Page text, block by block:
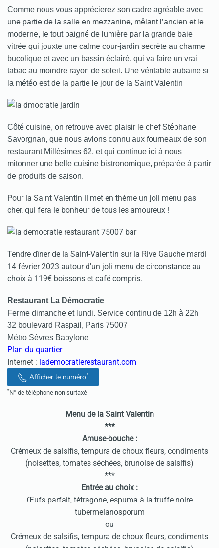
Comme nous vous apprécierez son cadre agréable avec
une partie de la salle en mezzanine, mêlant l’ancien et le
moderne, le tout baigné de lumière par la grande baie
vitrée qui jouxte une calme cour-jardin secrète au charme
bucolique et avec un bassin éclairé, qui va faire un vrai
tabac au moindre rayon de soleil. Une véritable aubaine si
la météo est de la partie le jour de la Saint Valentin
Côté cuisine, on retrouve avec plaisir le chef Stéphane
Savorgnan, que nous avions connu aux fourneaux de son
restaurant Millésimes 62, et qui continue ici à nous
mitonner une belle cuisine bistronomique, préparée à partir
de produits de saison.
Pour la Saint Valentin il met en thème un joli menu pas
cher, qui fera le bonheur de tous les amoureux !
Tendre dîner de la Saint-Valentin sur la Rive Gauche mardi
14 février 2023 autour d'un joli menu de circonstance au
choix à 119€ boissons et café compris.
Restaurant La Démocratie
Ferme dimanche et lundi. Service continu de 12h à 22h
32 boulevard Raspail, Paris 75007
Métro Sèvres Babylone
Plan du quartier
Internet : lademocratierestaurant.com
Afficher le numéro*
*N° de téléphone non surtaxé
Menu de la Saint Valentin
***
Amuse-bouche :
Crémeux de salsifis, tempura de choux fleurs, condiments
(noisettes, tomates séchées, brunoise de salsifis)
***
Entrée au choix :
Œufs parfait, tétragone, espuma à la truffe noire
tubermelanosporum
ou
Crémeux de salsifis, tempura de choux fleurs, condiments